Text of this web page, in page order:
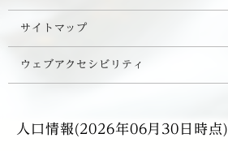
サイトマップ
ウェブアクセシビリティ
人口情報(2026年06月30日時点)